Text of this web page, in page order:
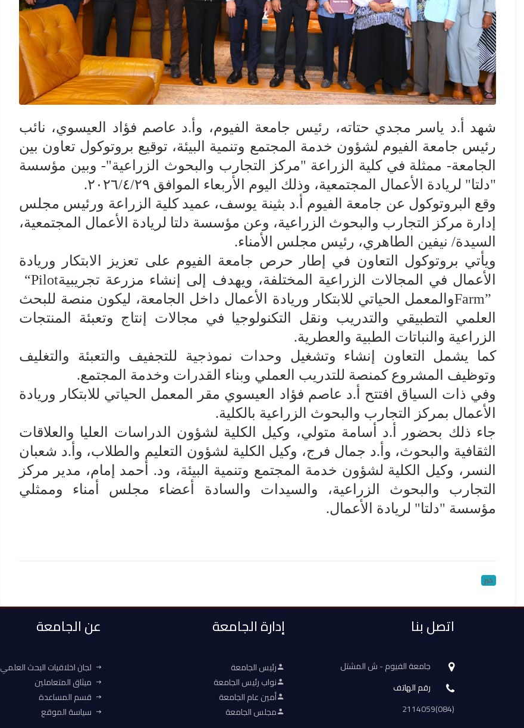
شهد أ.د ياسر مجدي حتاته، رئيس جامعة الفيوم، وأ.د عاصم فؤاد العيسوي، نائب
رئيس جامعة الفيوم لشؤون خدمة المجتمع وتنمية البيئة، توقيع بروتوكول تعاون بين
الجامعة- ممثلة في كلية الزراعة "مركز التجارب والبحوث الزراعية"- وبين مؤسسة
"دلتا" لريادة الأعمال المجتمعية، وذلك اليوم الأربعاء الموافق ٢٠٢٦/٤/٢٩
.
وقع البروتوكول عن جامعة الفيوم أ.د بثينة يوسف، عميد كلية الزراعة ورئيس مجلس
إدارة مركز التجارب والبحوث الزراعية، وعن مؤسسة دلتا لريادة الأعمال المجتمعية،
السيدة/ نيفين الطاهري، رئيس مجلس الأمناء.
ويأتي بروتوكول التعاون في إطار حرص جامعة الفيوم على تعزيز الابتكار وريادة
الأعمال في المجالات الزراعية المختلفة، ويهدف إلى إنشاء مزرعة تجريبية“Pilot
Farm”والمعمل الحياتي للابتكار وريادة الأعمال داخل الجامعة، ليكون منصة للبحث
العلمي التطبيقي والتدريب ونقل التكنولوجيا في مجالات إنتاج وتعبئة المنتجات
الزراعية والنباتات الطبية والعطرية.
كما يشمل التعاون إنشاء وتشغيل وحدات نموذجية للتجفيف والتعبئة والتغليف
وتوظيف المشروع كمنصة للتدريب العملي وبناء القدرات وخدمة المجتمع.
وفي ذات السياق افتتح أ.د عاصم فؤاد العيسوي مقر المعمل الحياتي للابتكار وريادة
الأعمال بمركز التجارب والبحوث الزراعية بالكلية.
جاء ذلك بحضور أ.د أسامة متولي، وكيل الكلية لشؤون الدراسات العليا والعلاقات
الثقافية والبحوث، وأ.د جمال فرج، وكيل الكلية لشؤون التعليم والطلاب، وأ.د شعبان
النسر، وكيل الكلية لشؤون خدمة المجتمع وتنمية البيئة، ود. أحمد إمام، مدير مركز
التجارب والبحوث الزراعية، والسيدات والسادة أعضاء مجلس أمناء وممثلي
مؤسسة "دلتا" لريادة الأعمال.
خبر
اتصل بنا
جامعة الفيوم - ش المشتل
رقم الهاتف
(084)2114059
إدارة الجامعة
رئيس الجامعة
نواب رئيس الجامعة
أمين عام الجامعة
مجلس الجامعة
عن الجامعة
لجان اخلاقيات البحث العلمي
ميثاق المتعاملين
قسم المساعدة
سياسة الموقع